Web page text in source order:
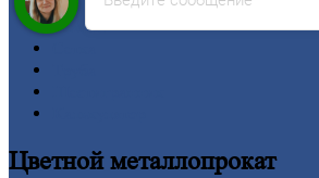
Проволока
Рельсы
Цветнойметаллопрокат